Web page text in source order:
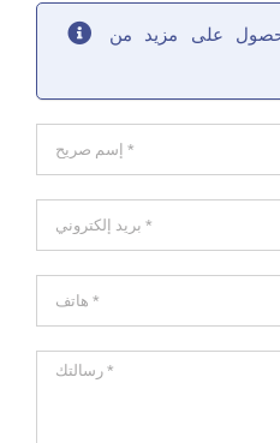
على مزيد من